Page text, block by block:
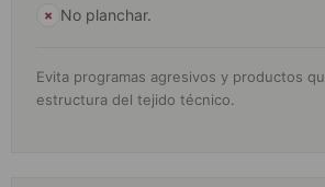
× No planchar.
Evita programas agresivos y productos
estructura del tejido técnico.